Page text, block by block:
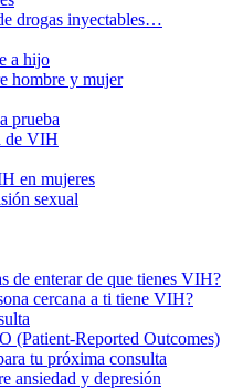
drogas inyectables…
a hijo
hombre y mujer
prueba
de VIH
en mujeres
sexual
de enterar de que tienes VIH?
cercana a ti tiene VIH?
(Patient-Reported Outcomes)
tu próxima consulta
ansiedad y depresión